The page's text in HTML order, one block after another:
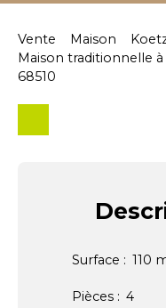
Vente Maison
Maison traditionnelle
68510
Surface : 110
Pièces : 4